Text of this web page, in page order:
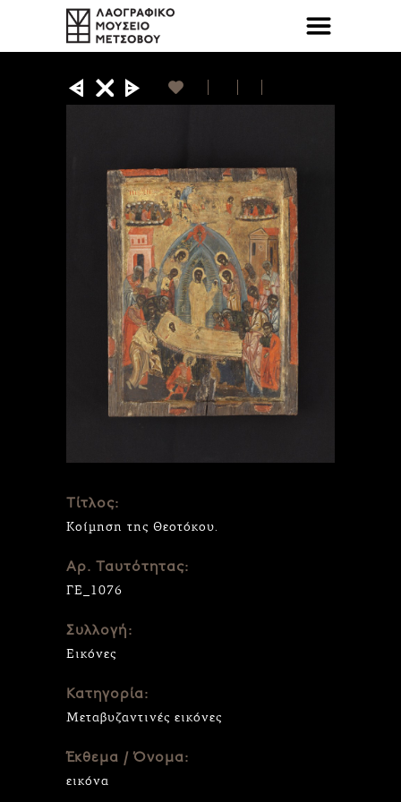
Τίτλος:
Κοίμηση της Θεοτόκου.
Αρ. Ταυτότητας:
ΓΕ_1076
Συλλογή:
Εικόνες
Κατηγορία:
Μεταβυζαντινές εικόνες
Έκθεμα / Όνομα:
εικόνα